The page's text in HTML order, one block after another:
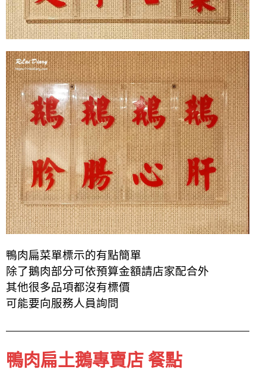
鴨肉扁菜單標示的有點簡單
除了鵝肉部分可依預算金額請店家配合外
其他很多品項都沒有標價
可能要向服務人員詢問
鴨肉扁土鵝專賣店 餐點